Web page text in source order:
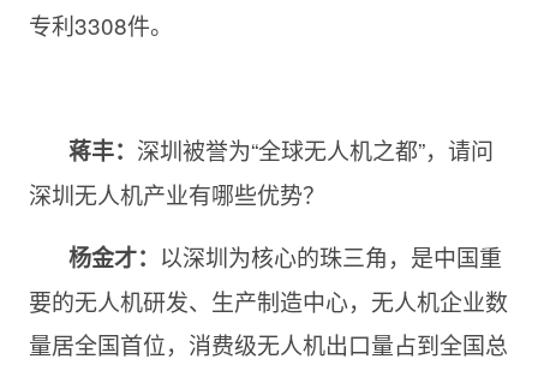
专利3308件。
蒋丰： 深圳被誉为“全球无人机之都”，请问
深圳无人机产业有哪些优势？
杨金才： 以深圳为核心的珠三角，是中国重
要的无人机研发、生产制造中心，无人机企业数
量居全国首位，消费级无人机出口量占到全国总